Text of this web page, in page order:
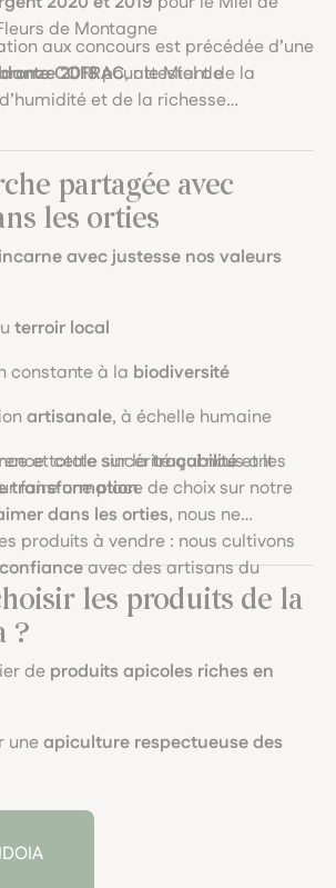
de Montagne
2018pour le Miel de
aux concours est précédée d’une
COFRAC, attestant de la
et de la richesse
partagée avec
les orties
avec justesse nos valeurs
terroir local
constante à la biodiversité
artisanale, à échelle humaine
totale sur latraçabilitéet les
transformation
et cette sincérité qui nous ont
faire une place de choix sur notre
dans les orties, nous ne
produits à vendre : nous cultivons
avec des artisans du
les produits de la
?
de produits apicoles riches en
uneapiculture respectueuse des
despratiques durables et locales
l’authenticité d’une